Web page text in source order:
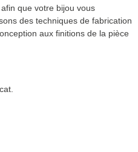
que votre bijou vous
des techniques de fabrication
aux finitions de la pièce